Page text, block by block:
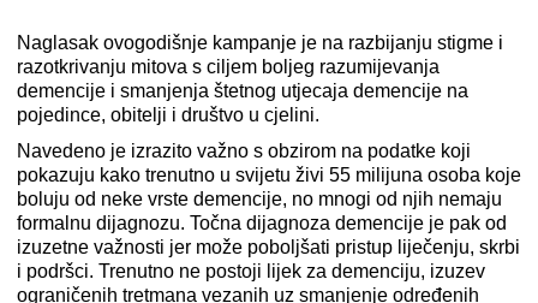
Naglasak ovogodišnje kampanje je na razbijanju stigme i
razotkrivanju mitova s ciljem boljeg razumijevanja
demencije i smanjenja štetnog utjecaja demencije na
pojedince, obitelji i društvo u cjelini.
Navedeno je izrazito važno s obzirom na podatke koji
pokazuju kako trenutno u svijetu živi 55 milijuna osoba koje
boluju od neke vrste demencije, no mnogi od njih nemaju
formalnu dijagnozu. Točna dijagnoza demencije je pak od
izuzetne važnosti jer može poboljšati pristup liječenju, skrbi
i podršci. Trenutno ne postoji lijek za demenciju, izuzev
ograničenih tretmana vezanih uz smanjenje određenih